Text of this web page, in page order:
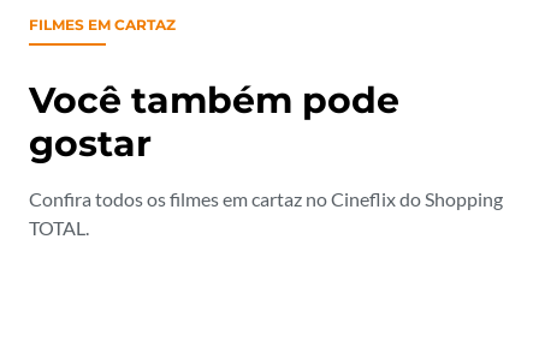
FILMES EM CARTAZ
Você também pode
gostar
Confira todos os filmes em cartaz no Cineflix do Shopping
TOTAL.